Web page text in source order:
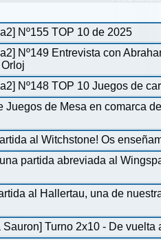
Nº155 TOP 10 de 2025
Nº149 Entrevista con
Nº148 TOP 10 Juegos de
Juegos de Mesa en comarca
al Witchstone! Os
partida abreviada al
al Hallertau, una de
Sauron] Turno 2x10 - De vuelta